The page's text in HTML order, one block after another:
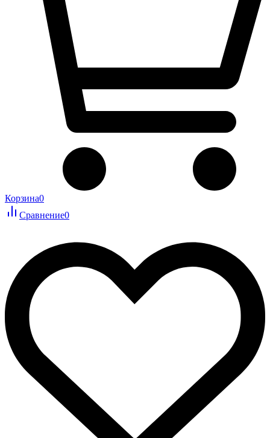
Корзина0
Сравнение0